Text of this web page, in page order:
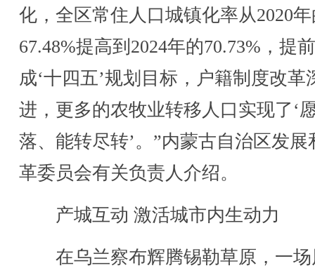
化，全区常住人口城镇化率从2020
67.48%提高到2024年的70.73%，提
成‘十四五’规划目标，户籍制度改革
进，更多的农牧业转移人口实现了‘
落、能转尽转’。”内蒙古自治区发展
革委员会有关负责人介绍。
产城互动 激活城市内生动力
在乌兰察布辉腾锡勒草原，一场